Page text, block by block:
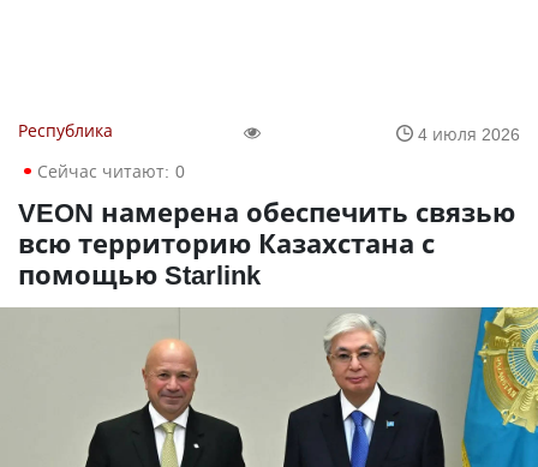
Республика
4 июля 2026
Сейчас читают: 0
VEON намерена обеспечить связью
всю территорию Казахстана с
помощью Starlink